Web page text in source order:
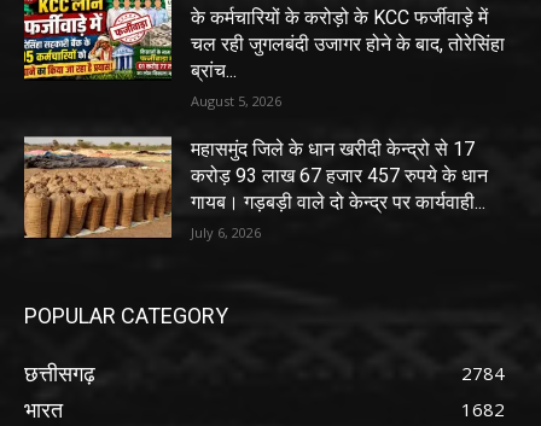
के कर्मचारियों के करोड़ो के KCC फर्जीवाड़े में
चल रही जुगलबंदी उजागर होने के बाद, तोरेसिंहा
ब्रांच...
August 5, 2026
महासमुंद जिले के धान खरीदी केन्द्रो से 17
करोड़ 93 लाख 67 हजार 457 रुपये के धान
गायब। गड़बड़ी वाले दो केन्द्र पर कार्यवाही...
July 6, 2026
POPULAR CATEGORY
छत्तीसगढ़ 2784
भारत 1682